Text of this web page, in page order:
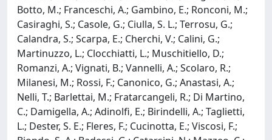
Botto, M.; Franceschi, A.; Gambino, E.; Ronconi, M.;
Casiraghi, S.; Casole, G.; Ciulla, S. L.; Terrosu, G.;
Calandra, S.; Scarpa, E.; Cherchi, V.; Calini, G.;
Martinuzzo, L.; Clocchiatti, L.; Muschitiello, D.;
Romanzi, A.; Vignati, B.; Vannelli, A.; Scolaro, R.;
Milanesi, M.; Rossi, F.; Canonico, G.; Anastasi, A.;
Nelli, T.; Barlettai, M.; Fratarcangeli, R.; Di Martino,
C.; Damigella, A.; Adinolfi, E.; Birindelli, A.; Taglietti,
L.; Dester, S. E.; Fleres, F.; Cucinotta, E.; Viscosi, F.;